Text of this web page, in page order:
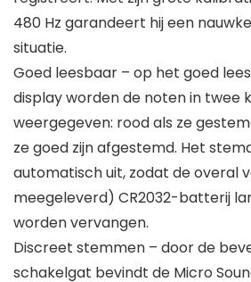
480 Hz garandeert hij een
situatie.
Goed leesbaar – op het goed
display worden de noten in twee
weergegeven: rood als ze
ze goed zijn afgestemd. Het
automatisch uit, zodat de overal
meegeleverd) CR2032-batterij
worden vervangen.
Discreet stemmen – door de
schakelgat bevindt de Micro